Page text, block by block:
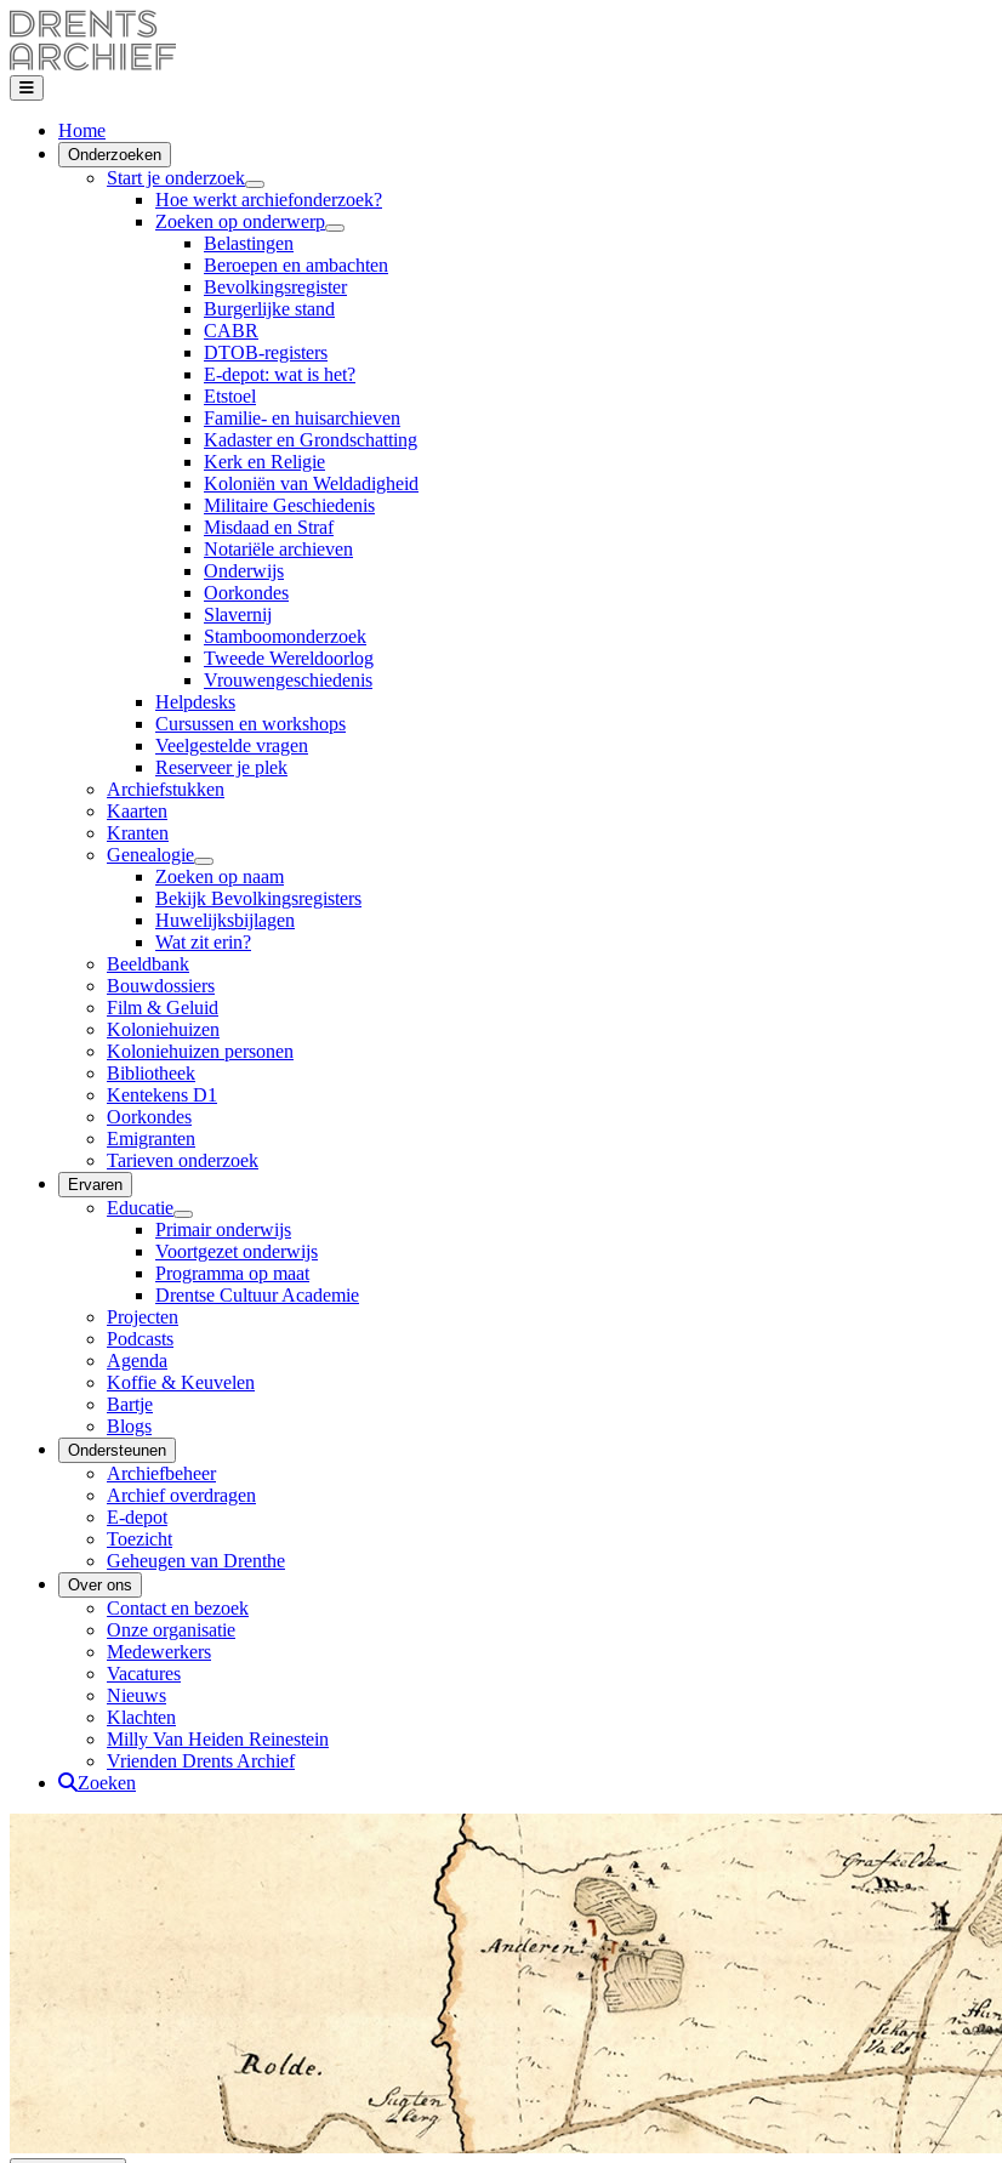
Home
Onderzoeken
Start je onderzoek
Hoe werkt archiefonderzoek?
Zoeken op onderwerp
Belastingen
Beroepen en ambachten
Bevolkingsregister
Burgerlijke stand
CABR
DTOB-registers
E-depot: wat is het?
Etstoel
Familie- en huisarchieven
Kadaster en Grondschatting
Kerk en Religie
Koloniën van Weldadigheid
Militaire Geschiedenis
Misdaad en Straf
Notariële archieven
Onderwijs
Oorkondes
Slavernij
Stamboomonderzoek
Tweede Wereldoorlog
Vrouwengeschiedenis
Helpdesks
Cursussen en workshops
Veelgestelde vragen
Reserveer je plek
Archiefstukken
Kaarten
Kranten
Genealogie
Zoeken op naam
Bekijk Bevolkingsregisters
Huwelijksbijlagen
Wat zit erin?
Beeldbank
Bouwdossiers
Film & Geluid
Koloniehuizen
Koloniehuizen personen
Bibliotheek
Kentekens D1
Oorkondes
Emigranten
Tarieven onderzoek
Ervaren
Educatie
Primair onderwijs
Voortgezet onderwijs
Programma op maat
Drentse Cultuur Academie
Projecten
Podcasts
Agenda
Koffie & Keuvelen
Bartje
Blogs
Ondersteunen
Archiefbeheer
Archief overdragen
E-depot
Toezicht
Geheugen van Drenthe
Over ons
Contact en bezoek
Onze organisatie
Medewerkers
Vacatures
Nieuws
Klachten
Milly Van Heiden Reinestein
Vrienden Drents Archief
Zoeken
Drents Archief